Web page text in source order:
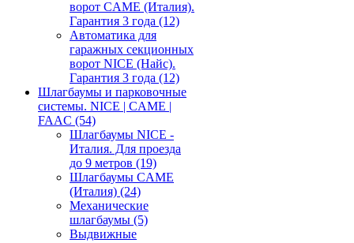
ворот CAME (Италия).
Гарантия 3 года (12)
Автоматика для
гаражных секционных
ворот NICE (Найс).
Гарантия 3 года (12)
Шлагбаумы и парковочные
системы. NICE | CAME |
FAAC (54)
Шлагбаумы NICE -
Италия. Для проезда
до 9 метров (19)
Шлагбаумы CAME
(Италия) (24)
Механические
шлагбаумы (5)
Выдвижные